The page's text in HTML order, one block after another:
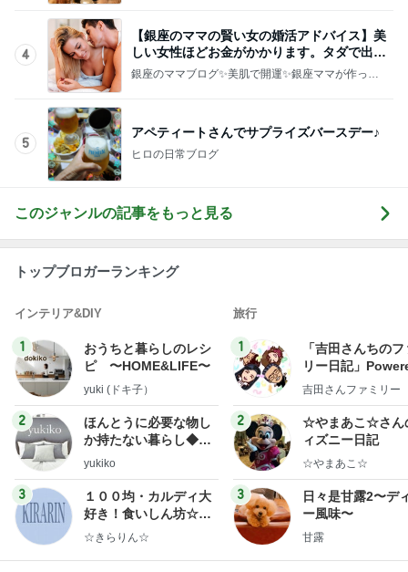
4
【銀座のママの賢い女の婚活アドバイス】美
しい女性ほどお金がかかります。タダで出会
えると思うなよ
銀座のママブログ✨美肌で開運✨銀座ママが作った
5
アペティートさんでサプライズバースデー♪
ヒロの日常ブログ
このジャンルの記事をもっと見る
トップブロガーランキング
インテリア&DIY
1
おうちと暮らしのレシ
ピ 〜HOME&LIFE〜
yuki (ドキ子）
2
ほんとうに必要な物し
か持たない暮らし◆Ke
ep Life Simple◆〜イ
yukiko
3
１００均・カルディ大
好き！食いしん坊☆き
らりん☆のブログ
☆きらりん☆
旅行
1
「吉田さんちの
リー日記」
y Ameba 吉田さ
ログ
吉田さんファミリー
2
☆やまあこ☆さん
ィズニー日記
☆やまあこ☆
3
日々是甘露2〜デ
ー風味〜
甘露